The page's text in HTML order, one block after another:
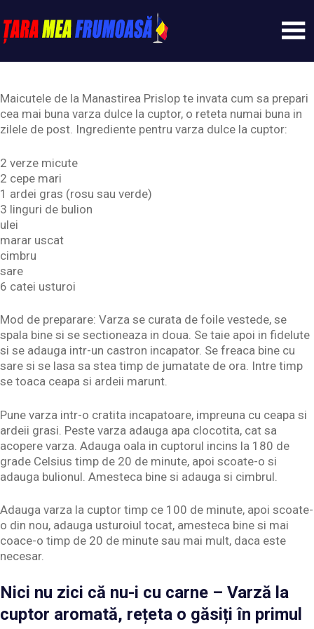
to
content
Tarameafrumoasa
Maicutele de la Manastirea Prislop te invata cum sa prepari
cea mai buna varza dulce la cuptor, o reteta numai buna in
zilele de post. Ingrediente pentru varza dulce la cuptor:
2 verze micute
2 cepe mari
1 ardei gras (rosu sau verde)
3 linguri de bulion
ulei
marar uscat
cimbru
sare
6 catei usturoi
Mod de preparare: Varza se curata de foile vestede, se
spala bine si se sectioneaza in doua. Se taie apoi in fidelute
si se adauga intr-un castron incapator. Se freaca bine cu
sare si se lasa sa stea timp de jumatate de ora. Intre timp
se toaca ceapa si ardeii marunt.
Pune varza intr-o cratita incapatoare, impreuna cu ceapa si
ardeii grasi. Peste varza adauga apa clocotita, cat sa
acopere varza. Adauga oala in cuptorul incins la 180 de
grade Celsius timp de 20 de minute, apoi scoate-o si
adauga bulionul. Amesteca bine si adauga si cimbrul.
Adauga varza la cuptor timp ce 100 de minute, apoi scoate-
o din nou, adauga usturoiul tocat, amesteca bine si mai
coace-o timp de 20 de minute sau mai mult, daca este
necesar.
Nici nu zici că nu-i cu carne – Varză la
cuptor aromată, rețeta o găsiți în primul